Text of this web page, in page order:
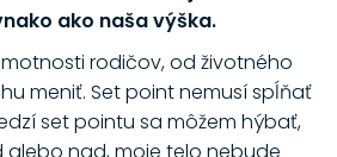
ako naša výška.
rodičov, od životného
meniť. Set point nemusí spĺňať
set pointu sa môžem hýbať,